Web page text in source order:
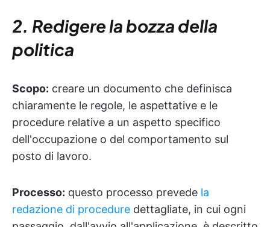
2. Redigere la bozza della
politica
Scopo: creare un documento che definisca
chiaramente le regole, le aspettative e le
procedure relative a un aspetto specifico
dell'occupazione o del comportamento sul
posto di lavoro.
Processo: questo processo prevede la
redazione di procedure dettagliate, in cui ogni